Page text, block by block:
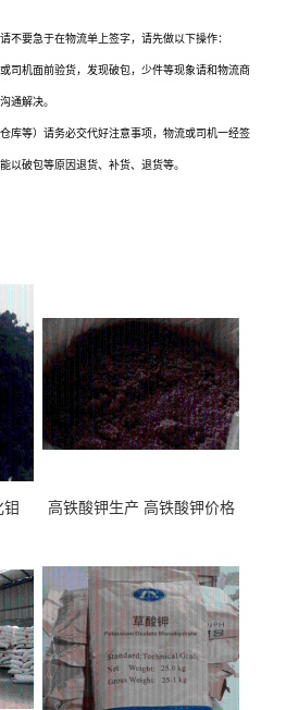
不要急于在物流单上签字，请先做以下操作：
司机面前验货，发现破包，少件等现象请和物流商
通解决。
库等）请务必交代好注意事项，物流或司机一经签
以破包等原因退货、补货、退货等。
高铁酸钾生产 高铁酸钾价格